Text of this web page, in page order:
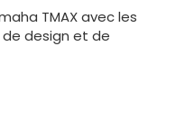
TMAX avec les
design et de